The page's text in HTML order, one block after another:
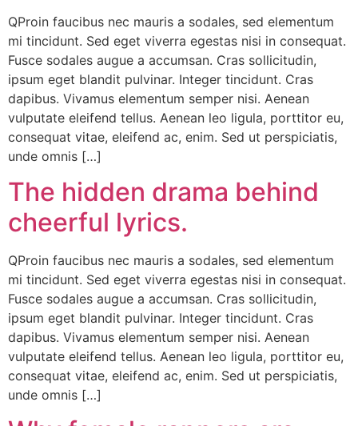
QProin faucibus nec mauris a sodales, sed elementum
mi tincidunt. Sed eget viverra egestas nisi in consequat.
Fusce sodales augue a accumsan. Cras sollicitudin,
ipsum eget blandit pulvinar. Integer tincidunt. Cras
dapibus. Vivamus elementum semper nisi. Aenean
vulputate eleifend tellus. Aenean leo ligula, porttitor eu,
consequat vitae, eleifend ac, enim. Sed ut perspiciatis,
unde omnis […]
The hidden drama behind
cheerful lyrics.
QProin faucibus nec mauris a sodales, sed elementum
mi tincidunt. Sed eget viverra egestas nisi in consequat.
Fusce sodales augue a accumsan. Cras sollicitudin,
ipsum eget blandit pulvinar. Integer tincidunt. Cras
dapibus. Vivamus elementum semper nisi. Aenean
vulputate eleifend tellus. Aenean leo ligula, porttitor eu,
consequat vitae, eleifend ac, enim. Sed ut perspiciatis,
unde omnis […]